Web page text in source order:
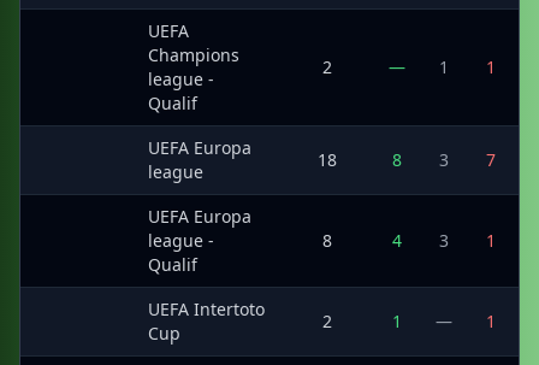
UEFA
Champions
league -
Qualif
2 — 1 1
UEFA Europa
league
18 8 3 7
UEFA Europa
league -
Qualif
8 4 3 1
UEFA Intertoto
Cup
2 1 — 1